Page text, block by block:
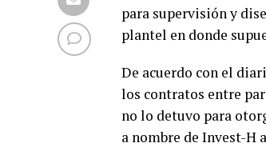
para supervisión y
plantel en donde
De acuerdo con el
los contratos entre
no lo detuvo para
a nombre de Invest-H